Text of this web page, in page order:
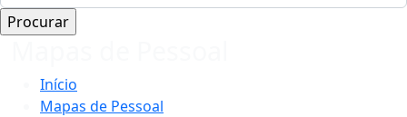
Início
Mapas de Pessoal